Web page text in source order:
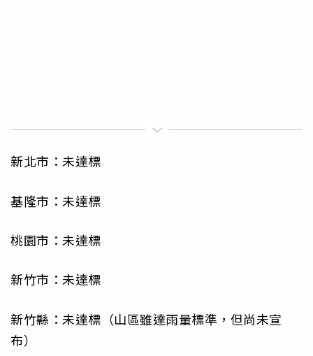
新北市：未達標
基隆市：未達標
桃園市：未達標
新竹市：未達標
新竹縣：未達標（山區雖達雨量標準，但尚未宣
布）